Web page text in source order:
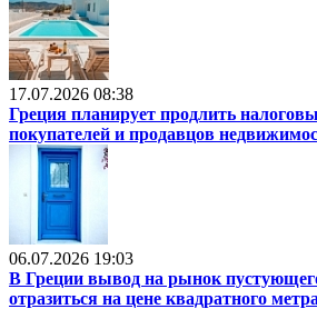
17.07.2026 08:38
Греция планирует продлить
покупателей и продавцов
06.07.2026 19:03
В Греции вывод на рынок
отразиться на цене квадратного метра